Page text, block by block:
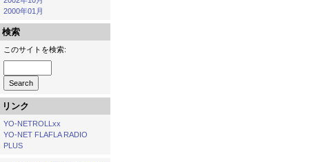
2000年01月
検索
このサイトを検索:
リンク
YO-NETROLLxx
YO-NET FLAFLA RADIO
PLUS